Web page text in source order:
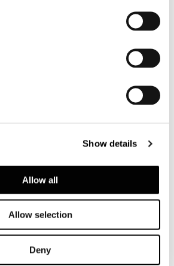
Show details
Allow all
Allow selection
Deny